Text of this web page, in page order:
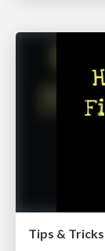
Tips &